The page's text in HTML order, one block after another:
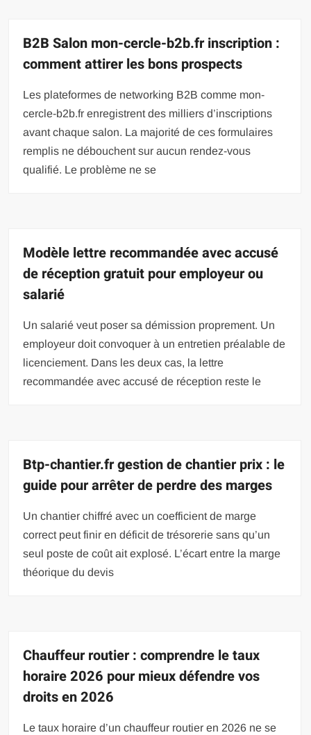
B2B Salon mon-cercle-b2b.fr inscription :
comment attirer les bons prospects
Les plateformes de networking B2B comme mon-
cercle-b2b.fr enregistrent des milliers d’inscriptions
avant chaque salon. La majorité de ces formulaires
remplis ne débouchent sur aucun rendez-vous
qualifié. Le problème ne se
Modèle lettre recommandée avec accusé
de réception gratuit pour employeur ou
salarié
Un salarié veut poser sa démission proprement. Un
employeur doit convoquer à un entretien préalable de
licenciement. Dans les deux cas, la lettre
recommandée avec accusé de réception reste le
Btp-chantier.fr gestion de chantier prix : le
guide pour arrêter de perdre des marges
Un chantier chiffré avec un coefficient de marge
correct peut finir en déficit de trésorerie sans qu’un
seul poste de coût ait explosé. L’écart entre la marge
théorique du devis
Chauffeur routier : comprendre le taux
horaire 2026 pour mieux défendre vos
droits en 2026
Le taux horaire d’un chauffeur routier en 2026 ne se